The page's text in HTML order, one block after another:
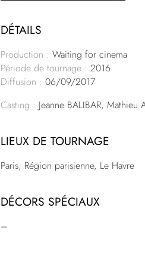
DÉTAILS
Production : Waiting for cinema
Période de tournage : 2016
Diffusion : 06/09/2017
Casting : Jeanne BALIBAR, Mathieu
LIEUX DE TOURNAGE
Paris, Région parisienne, Le Havre
DÉCORS SPÉCIAUX
–